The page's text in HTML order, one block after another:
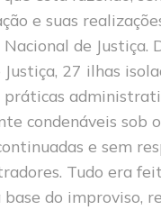
e suas
de Justiça.
27 ilhas
práticas
condenáveis sob
e sem
Tudo era
base do improviso,